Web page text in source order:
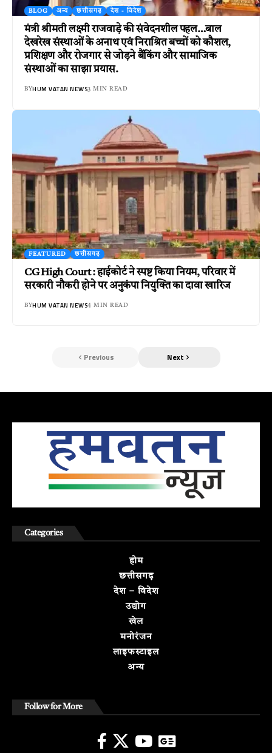
BLOG अन्य छत्तीसगढ़ देश - विदेश
मंत्री श्रीमती लक्ष्मी राजवाड़े की संवेदनशील पहल…बाल
देखरेख संस्थाओं के अनाथ एवं निराश्रित बच्चों को कौशल,
प्रशिक्षण और रोजगार से जोड़ने बैंकिंग और सामाजिक
संस्थाओं का साझा प्रयास.
BYHUM VATAN NEWS3 MIN READ
FEATURED छत्तीसगढ़
CG High Court : हाईकोर्ट ने स्पष्ट किया नियम, परिवार में
सरकारी नौकरी होने पर अनुकंपा नियुक्ति का दावा खारिज
BYHUM VATAN NEWS4 MIN READ
Previous Next
Categories
होम
छत्तीसगढ़
देश – विदेश
उद्योग
खेल
मनोरंजन
लाइफस्टाइल
अन्य
Follow for More